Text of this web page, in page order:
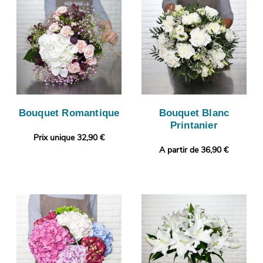
Bouquet Romantique
Prix unique 32,90 €
Bouquet Blanc
Printanier
A partir de 36,90 €